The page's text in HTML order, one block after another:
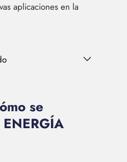
aplicaciones en la
se